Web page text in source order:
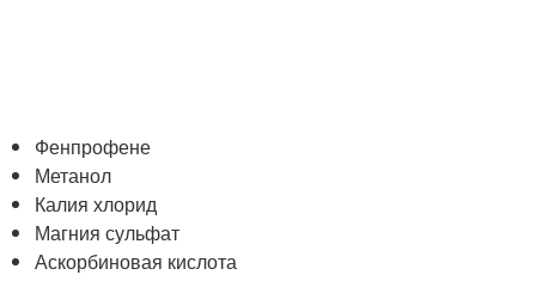
Фенпрофене
Метанол
Калия хлорид
Магния сульфат
Аскорбиновая кислота